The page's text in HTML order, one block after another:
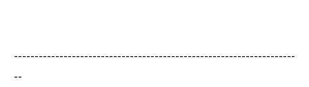
--------------------------------------------------------------------
--